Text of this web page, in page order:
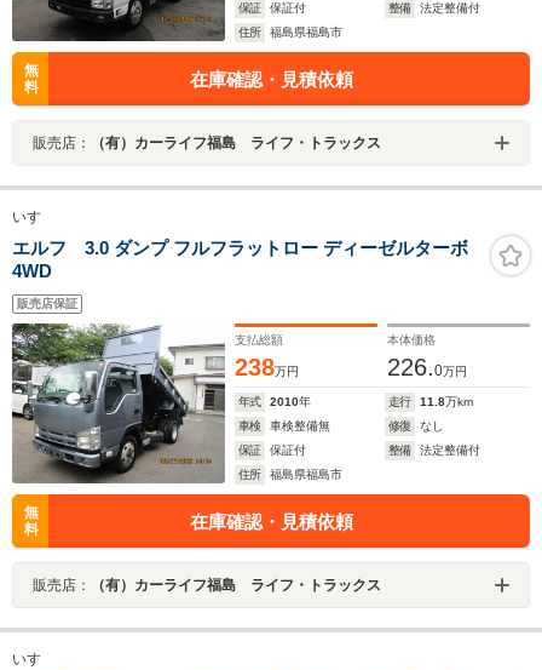
保証
保証付 整備
法定整備付
住所
福島県福島市
無
料
在庫確認・見積依頼
販売店： （有）カーライフ福島 ライフ・トラックス
いすゞ
エルフ 3.0 ダンプ フルフラットロー ディーゼルターボ
4WD
販売店保証
支払総額
238万円
本体価格
226.0万円
年式 2010年 走行 11.8万km
車検
車検整備無 修復
なし
保証
保証付 整備
法定整備付
住所
福島県福島市
無
料
在庫確認・見積依頼
販売店： （有）カーライフ福島 ライフ・トラックス
いすゞ